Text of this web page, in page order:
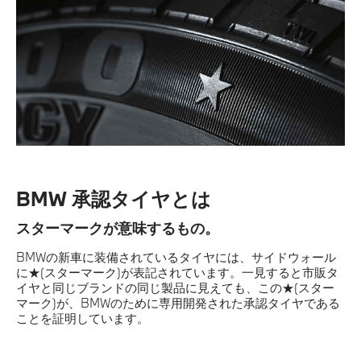
しかしながら、お客様の安全を守り、環境へのインパクトを
最小限にとどめ、
車のパフォーマンスを路面につたえることができないタイヤ
を、BMWは認めることはありません。
BMW 承認タイヤとは
スターマークが意味するもの。
BMWの新車に装備されているタイヤには、サイドウォール
に★(スターマーク)が表記されています。一見すると市販タ
イヤと同じブランドの同じ製品に見えても、この★(スター
マーク)が、BMWのために専用開発された承認タイヤである
ことを証明しています。